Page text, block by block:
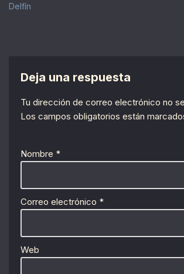
Delfín
Deja una respuesta
Tu dirección de correo electrónico no
Los campos obligatorios están
Nombre *
Correo electrónico *
Web